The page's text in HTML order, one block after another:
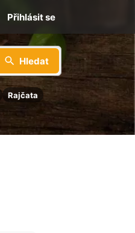
Hledat
Rajčata
Přihlásit se